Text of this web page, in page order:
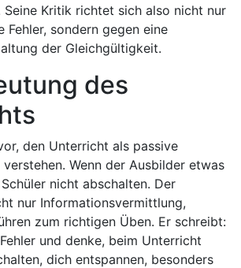
Seine Kritik richtet sich also nicht nur
Fehler, sondern gegen eine
der Gleichgültigkeit.
des
den Unterricht als passive
Wenn der Ausbilder etwas
nicht abschalten. Der
nur Informationsvermittlung,
zum richtigen Üben. Er schreibt:
und denke, beim Unterricht
dich entspannen, besonders